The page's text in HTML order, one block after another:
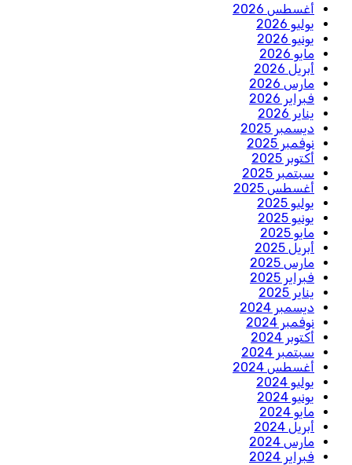
أغسطس 2026
يوليو 2026
يونيو 2026
مايو 2026
أبريل 2026
مارس 2026
فبراير 2026
يناير 2026
ديسمبر 2025
نوفمبر 2025
أكتوبر 2025
سبتمبر 2025
أغسطس 2025
يوليو 2025
يونيو 2025
مايو 2025
أبريل 2025
مارس 2025
فبراير 2025
يناير 2025
ديسمبر 2024
نوفمبر 2024
أكتوبر 2024
سبتمبر 2024
أغسطس 2024
يوليو 2024
يونيو 2024
مايو 2024
أبريل 2024
مارس 2024
فبراير 2024